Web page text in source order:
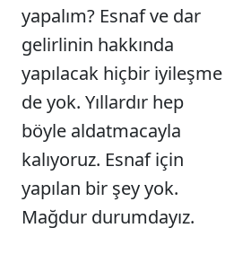
yapalım? Esnaf ve dar
gelirlinin hakkında
yapılacak hiçbir iyileşme
de yok. Yıllardır hep
böyle aldatmacayla
kalıyoruz. Esnaf için
yapılan bir şey yok.
Mağdur durumdayız.